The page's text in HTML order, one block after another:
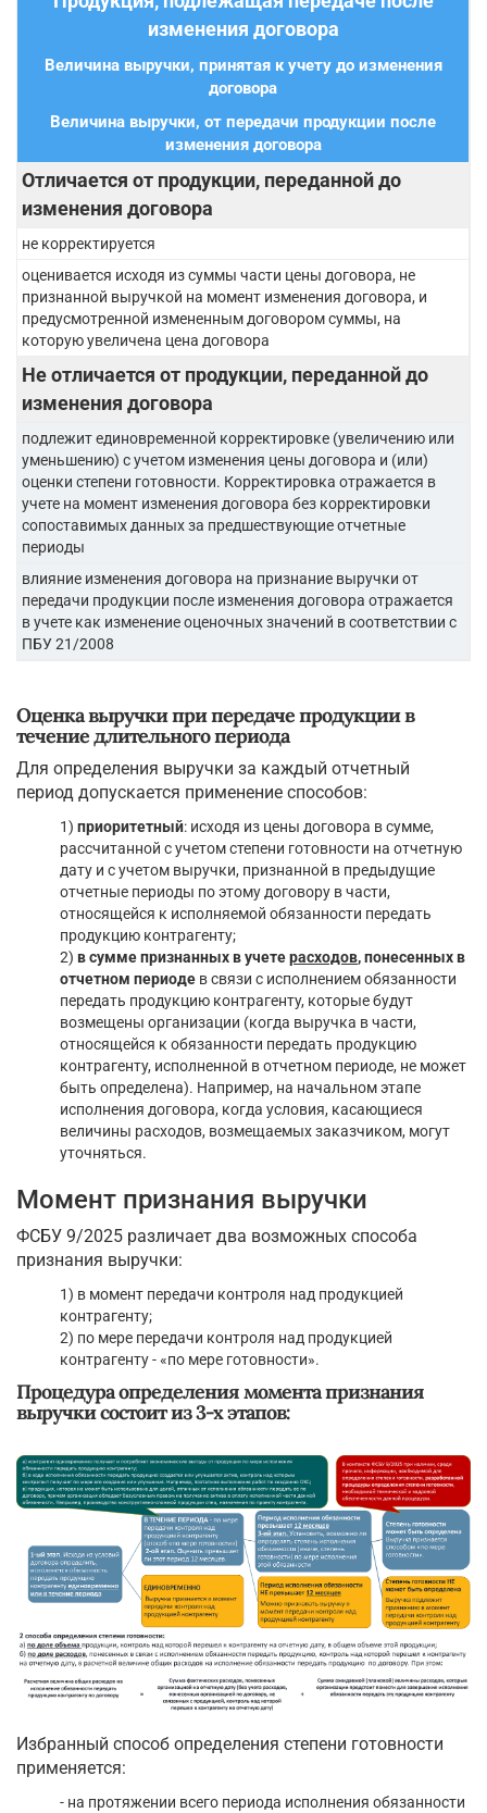
изменения договора
Величина выручки, принятая к учету до изменения
договора
Величина выручки, от передачи продукции после
изменения договора
Отличается от продукции, переданной до
изменения договора
не корректируется
оценивается исходя из суммы части цены договора, не
признанной выручкой на момент изменения договора, и
предусмотренной измененным договором суммы, на
которую увеличена цена договора
Не отличается от продукции, переданной до
изменения договора
подлежит единовременной корректировке (увеличению или
уменьшению) с учетом изменения цены договора и (или)
оценки степени готовности. Корректировка отражается в
учете на момент изменения договора без корректировки
сопоставимых данных за предшествующие отчетные
периоды
влияние изменения договора на признание выручки от
передачи продукции после изменения договора отражается
в учете как изменение оценочных значений в соответствии с
ПБУ 21/2008
Оценка выручки при передаче продукции в
течение длительного периода
Для определения выручки за каждый отчетный
период допускается применение способов:
1) приоритетный: исходя из цены договора в сумме,
рассчитанной с учетом степени готовности на отчетную
дату и с учетом выручки, признанной в предыдущие
отчетные периоды по этому договору в части,
относящейся к исполняемой обязанности передать
продукцию контрагенту;
2) в сумме признанных в учетерасходов, понесенных в
отчетном периоде в связи с исполнением обязанности
передать продукцию контрагенту, которые будут
возмещены организации (когда выручка в части,
относящейся к обязанности передать продукцию
контрагенту, исполненной в отчетном периоде, не может
быть определена). Например, на начальном этапе
исполнения договора, когда условия, касающиеся
величины расходов, возмещаемых заказчиком, могут
уточняться.
Момент признания выручки
ФСБУ 9/2025 различает два возможных способа
признания выручки:
1) в момент передачи контроля над продукцией
контрагенту;
2) по мере передачи контроля над продукцией
контрагенту - «по мере готовности».
Процедура определения момента признания
выручки состоит из 3-х этапов:
Избранный способ определения степени готовности
применяется:
- на протяжении всего периода исполнения обязанности